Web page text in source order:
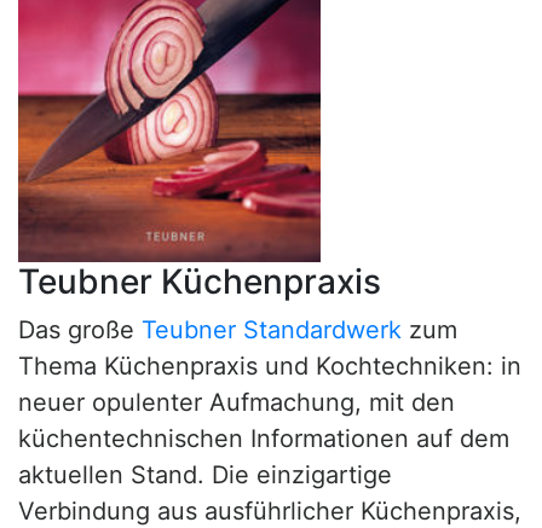
Teubner Küchenpraxis
Das große Teubner Standardwerk zum
Thema Küchenpraxis und Kochtechniken: in
neuer opulenter Aufmachung, mit den
küchentechnischen Informationen auf dem
aktuellen Stand. Die einzigartige
Verbindung aus ausführlicher Küchenpraxis,